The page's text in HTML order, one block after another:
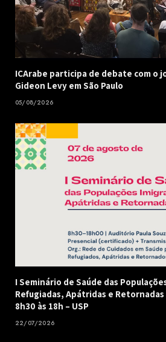
ICArabe participa de debate com o
Gideon Levy em São Paulo
05/08/2026
I Seminário de Saúde das
Refugiadas, Apátridas e
8h30 às 18h – USP
22/07/2026